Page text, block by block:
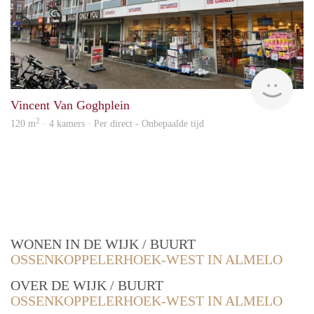
Vincent Van Goghplein
120 m2 · 4 kamers · Per direct - Onbepaalde tijd
WONEN IN DE WIJK / BUURT
OSSENKOPPELERHOEK-WEST IN ALMELO
OVER DE WIJK / BUURT
OSSENKOPPELERHOEK-WEST IN ALMELO